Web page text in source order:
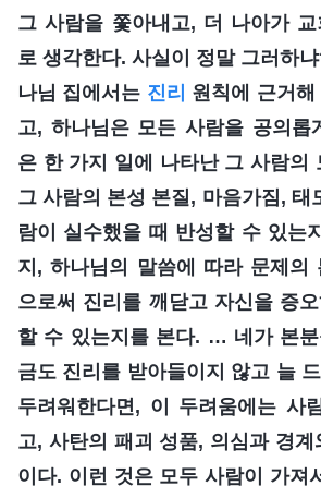
그 사람을 쫓아내고, 더 나아가 교
로 생각한다. 사실이 정말 그러하
나님 집에서는 진리 원칙에 근거
고, 하나님은 모든 사람을 공의롭
은 한 가지 일에 나타난 그 사람의
그 사람의 본성 본질, 마음가짐, 태
람이 실수했을 때 반성할 수 있는
지, 하나님의 말씀에 따라 문제의
으로써 진리를 깨닫고 자신을 증
할 수 있는지를 본다. … 네가 본
금도 진리를 받아들이지 않고 늘
두려워한다면, 이 두려움에는 사
고, 사탄의 패괴 성품, 의심과 경계
이다. 이런 것은 모두 사람이 가져